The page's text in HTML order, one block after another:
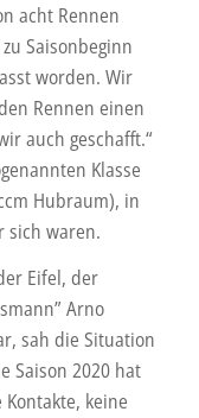
acht Rennen
Saisonbeginn
worden. Wir
Rennen einen
auch geschafft.“
Klasse
Hubraum), in
sich waren.
Eifel, der
Arno
sah die Situation
Saison 2020 hat
keine